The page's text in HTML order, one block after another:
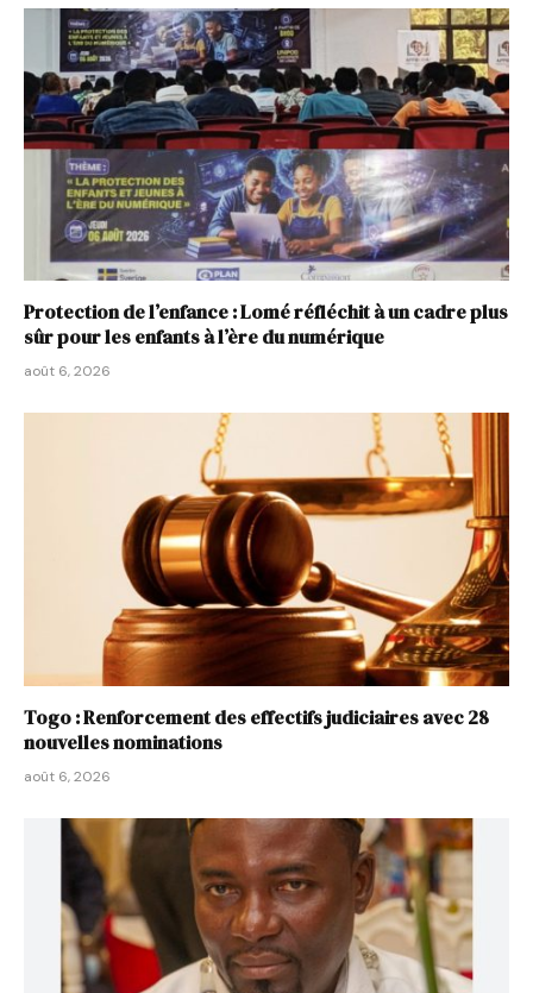
Protection de l’enfance : Lomé réfléchit à un cadre plus
sûr pour les enfants à l’ère du numérique
août 6, 2026
Togo : Renforcement des effectifs judiciaires avec 28
nouvelles nominations
août 6, 2026